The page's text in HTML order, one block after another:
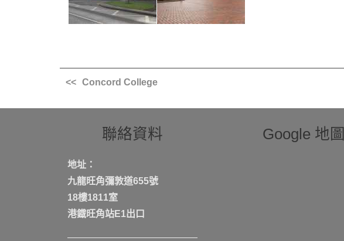
Concord College
聯絡資料
地址：
九龍旺角彌敦道655號
18樓1811室
港鐡旺角站E1出口
Google 地圖